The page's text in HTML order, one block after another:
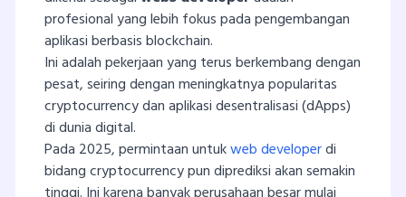
profesional yang lebih fokus pada pengembangan
aplikasi berbasis blockchain.
Ini adalah pekerjaan yang terus berkembang dengan
pesat, seiring dengan meningkatnya popularitas
cryptocurrency dan aplikasi desentralisasi (dApps)
di dunia digital.
Pada 2025, permintaan untukweb developerdi
bidang cryptocurrency pun diprediksi akan semakin